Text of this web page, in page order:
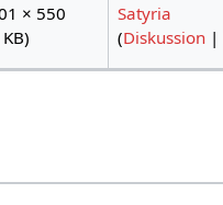
× 550
Satyria
(Diskussion|